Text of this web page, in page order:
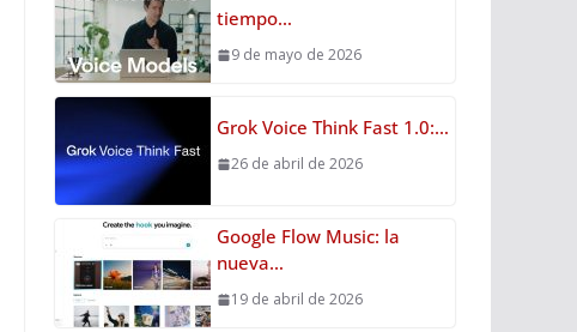
tiempo…
9 de mayo de 2026
Grok Voice Think Fast 1.0:…
26 de abril de 2026
Google Flow Music: la
nueva…
19 de abril de 2026